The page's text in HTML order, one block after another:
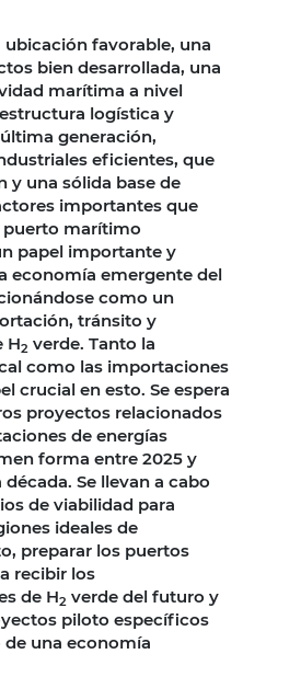
ubicación favorable, una
bien desarrollada, una
marítima a nivel
logística y
generación,
eficientes, que
y una sólida base de
importantes que
puerto marítimo
papel importante y
economía emergente del
como un
tránsito y
H2 verde. Tanto la
como las importaciones
crucial en esto. Se espera
proyectos relacionados
de energías
forma entre 2025 y
Se llevan a cabo
de viabilidad para
ideales de
preparar los puertos
recibir los
de H2 verde del futuro y
piloto específicos
una economía